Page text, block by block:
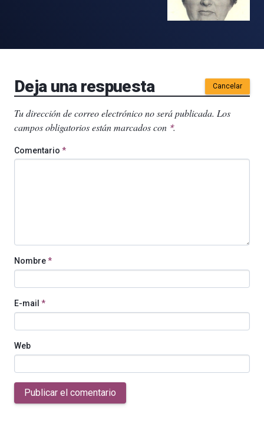
Deja una respuesta Cancelar
Tu dirección de correo electrónico no será publicada. Los
campos obligatorios están marcados con *.
Comentario *
Nombre*
E-mail *
Web
Publicar el comentario